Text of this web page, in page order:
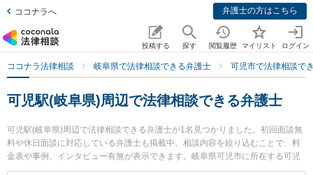
ココナラへ 弁護士の方はこちら
投稿する 探す 閲覧履歴 マイリスト ログイン
ココナラ法律相談 岐阜県で法律相談できる弁護士 可児市で法律相談で
可児駅(岐阜県)周辺で法律相談できる弁護士
可児駅(岐阜県)周辺で法律相談できる弁護士が1名見つかりました。初回面談無
料や休日面談に対応している弁護士も掲載中。相談内容を絞り込むことで、料
金表や事例、インタビュー有無が表示できます。岐阜県可児市に所在する可児
駅は特にたかい総合法律事務所の高井 克介弁護士のプロフィール情報や弁護士